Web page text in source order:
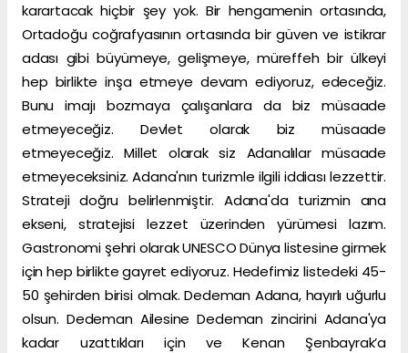
karartacak hiçbir şey yok. Bir hengamenin ortasında,
Ortadoğu coğrafyasının ortasında bir güven ve istikrar
adası gibi büyümeye, gelişmeye, müreffeh bir ülkeyi
hep birlikte inşa etmeye devam ediyoruz, edeceğiz.
Bunu imajı bozmaya çalışanlara da biz müsaade
etmeyeceğiz. Devlet olarak biz müsaade
etmeyeceğiz. Millet olarak siz Adanalılar müsaade
etmeyeceksiniz. Adana'nın turizmle ilgili iddiası lezzettir.
Strateji doğru belirlenmiştir. Adana'da turizmin ana
ekseni, stratejisi lezzet üzerinden yürümesi lazım.
Gastronomi şehri olarak UNESCO Dünya listesine girmek
için hep birlikte gayret ediyoruz. Hedefimiz listedeki 45-
50 şehirden birisi olmak. Dedeman Adana, hayırlı uğurlu
olsun. Dedeman Ailesine Dedeman zincirini Adana'ya
kadar uzattıkları için ve Kenan Şenbayrak’a